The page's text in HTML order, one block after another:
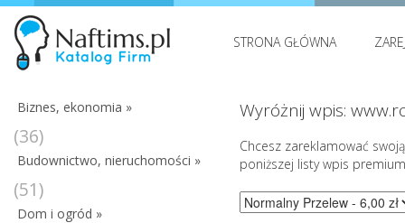
STRONA GŁÓWNA
Biznes, ekonomia »
(36)
Budownictwo, nieruchomości »
(51)
Dom i ogród »
Wyróżnij wpis:
Chcesz zareklamować
poniższej listy wpis